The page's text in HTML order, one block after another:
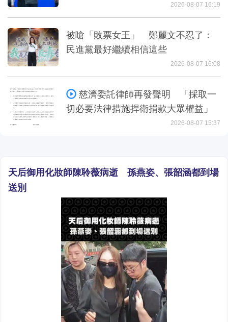
2026-08-07 16:19
被嗆「敗票女王」 鄭麗文不忍了：
民進黨最好繼續相信這些
2026-08-07 16:08
慈濟委託律師再發聲明 「採取一
切必要法律措施捍衛捐款大眾權益」
2026-08-07 15:37
天后御用化妝師陳聆薇病逝 孫燕姿、張韶涵都到場
送別